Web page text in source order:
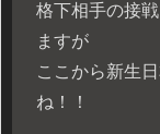
格下相手の接
ますが
ここから新生
ね！！